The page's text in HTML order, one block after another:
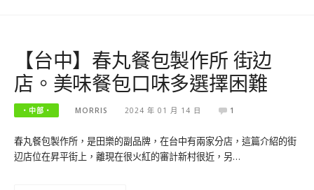
【台中】春丸餐包製作所 街边
店。美味餐包口味多選擇困難
‧中部‧ MORRIS 2024 年 01 月 14 日 1
春丸餐包製作所，是田樂的副品牌，在台中有兩家分店，這篇介紹的街
辺店位在昇平街上，離現在很火紅的審計新村很近，另…